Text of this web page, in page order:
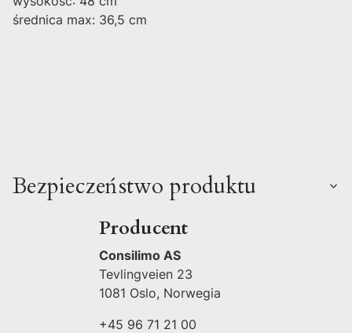
średnica max: 36,5 cm
Bezpieczeństwo produktu
Producent
Consilimo AS
Tevlingveien 23
1081 Oslo, Norwegia
+45 96 71 21 00